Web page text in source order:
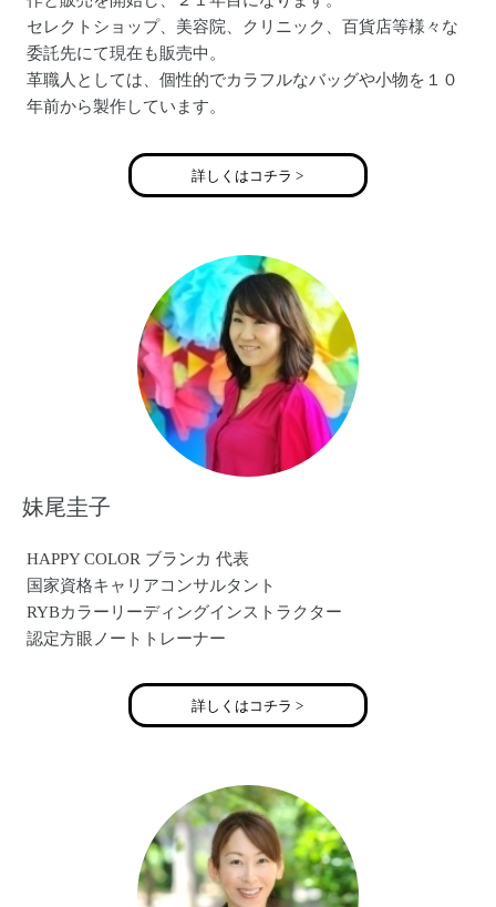
セレクトショップ、美容院、クリニック、百貨店等様々な
委託先にて現在も販売中。
革職人としては、個性的でカラフルなバッグや小物を１０
年前から製作しています。
主人と息子の三人家族
詳しくはコチラ >
妹尾圭子
HAPPY COLOR ブランカ 代表
国家資格キャリアコンサルタント
RYBカラーリーディングインストラクター
認定方眼ノートトレーナー
詳しくはコチラ >